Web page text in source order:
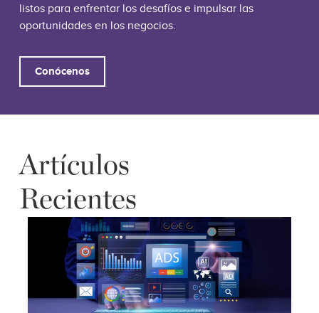
listos para enfrentar los desafíos e impulsar las
oportunidades en los negocios.
Conócenos
Artículos
Recientes